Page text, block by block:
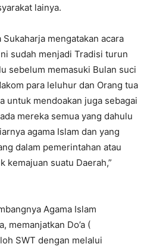
lainya.
mengatakan acara
sudah menjadi Tradisi turun
sebelum memasuki Bulan suci
para leluhur dan Orang tua
untuk mendoakan juga sebagai
mereka semua yang dahulu
agama Islam dan yang
dalam pemerintahan atau
kemajuan suatu Daerah,”
Agama Islam
memanjatkan Do’a (
SWT dengan melalui